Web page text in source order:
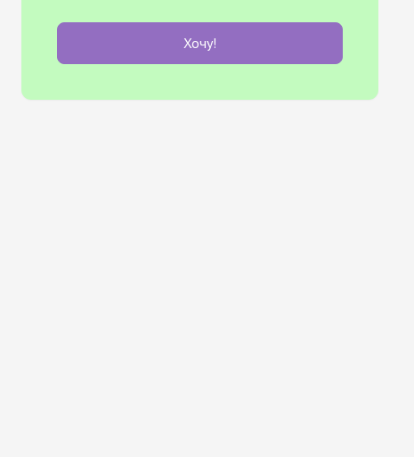
Хочу!